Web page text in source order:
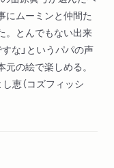
にムーミンと仲間た
。とんでもない出来
な」というパパの声
の絵で楽しめる。
恵（コズフィッシ